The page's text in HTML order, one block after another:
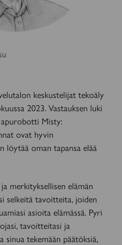
keskustelijat tekoäly
2023. Vastauksen luki
apurobotti Misty:
ovat hyvin
löytää oman tapansa elää
merkityksellisen elämän
selkeitä tavoitteita, joiden
asioita elämässä. Pyri
tavoitteitasi ja
sinua tekemään päätöksiä,